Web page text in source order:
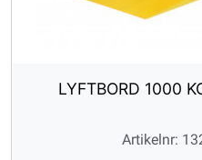
LYFTBORD 1000
Artikelnr: